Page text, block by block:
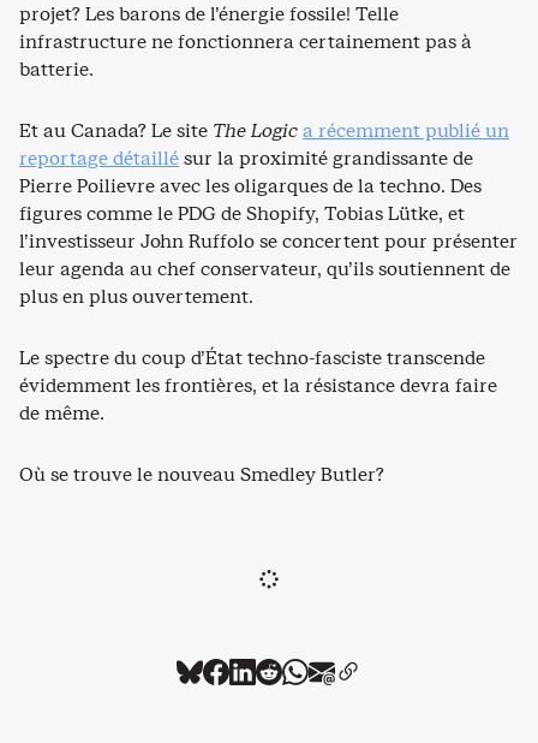
projet? Les barons de l’énergie fossile! Telle
infrastructure ne fonctionnera certainement pas à
batterie.
Et au Canada? Le site The Logica récemment publié un
reportage détaillésur la proximité grandissante de
Pierre Poilievre avec les oligarques de la techno. Des
figures comme le PDG de Shopify, Tobias Lütke, et
l’investisseur John Ruffolo se concertent pour présenter
leur agenda au chef conservateur, qu’ils soutiennent de
plus en plus ouvertement.
Le spectre du coup d’État techno-fasciste transcende
évidemment les frontières, et la résistance devra faire
de même.
Où se trouve le nouveau Smedley Butler?